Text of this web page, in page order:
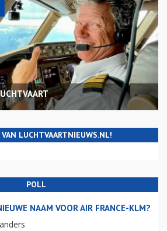
VAN LUCHTVAARTNIEUWS.NL!
POLL
NAAM VOOR AIR FRANCE-KLM?